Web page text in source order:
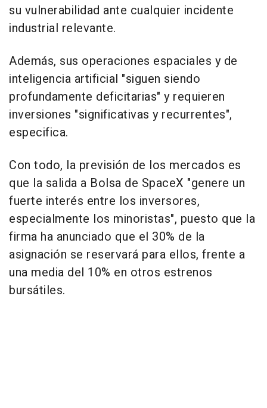
su vulnerabilidad ante cualquier incidente
industrial relevante.
Además, sus operaciones espaciales y de
inteligencia artificial "siguen siendo
profundamente deficitarias" y requieren
inversiones "significativas y recurrentes",
especifica.
Con todo, la previsión de los mercados es
que la salida a Bolsa de SpaceX "genere un
fuerte interés entre los inversores,
especialmente los minoristas", puesto que la
firma ha anunciado que el 30% de la
asignación se reservará para ellos, frente a
una media del 10% en otros estrenos
bursátiles.